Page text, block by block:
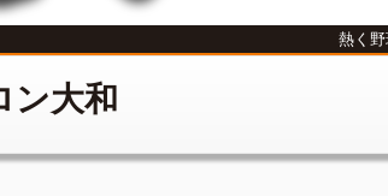
熱く
ン大和